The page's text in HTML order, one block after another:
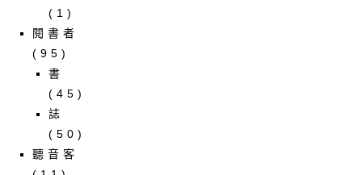
(1)
閱書者
(95)
書
(45)
誌
(50)
聽音客